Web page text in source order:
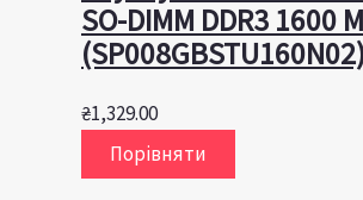
SO-DIMM DDR3 1600
₴1,329.00
Порівняти